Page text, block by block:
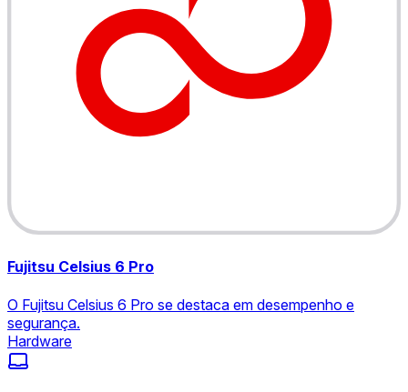
Fujitsu Celsius 6 Pro
O Fujitsu Celsius 6 Pro se destaca em desempenho e
segurança.
Hardware